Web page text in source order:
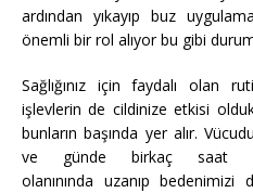
ardından yıkayıp buz
önemli bir rol alıyor bu gibi
Sağlığınız için faydalı olan
işlevlerin de cildinize etkisi
bunların başında yer alır.
ve günde birkaç saat
olanınında uzanıp bedenimizi